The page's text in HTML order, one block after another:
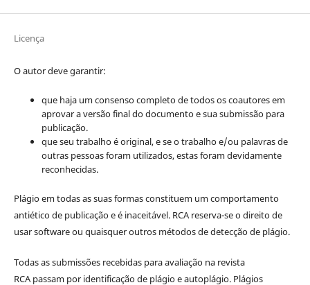
Licença
O autor deve garantir:
que haja um consenso completo de todos os coautores em
aprovar a versão final do documento e sua submissão para
publicação.
que seu trabalho é original, e se o trabalho e/ou palavras de
outras pessoas foram utilizados, estas foram devidamente
reconhecidas.
Plágio em todas as suas formas constituem um comportamento
antiético de publicação e é inaceitável. RCA reserva-se o direito de
usar software ou quaisquer outros métodos de detecção de plágio.
Todas as submissões recebidas para avaliação na revista
RCA passam por identificação de plágio e autoplágio. Plágios